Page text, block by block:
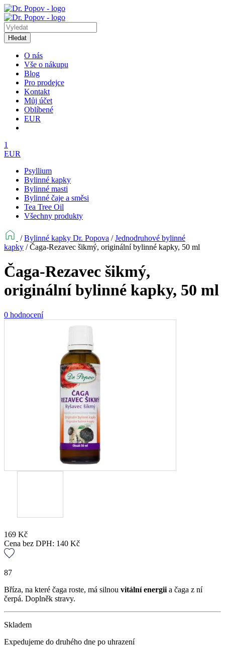
Hledat
O nás
Vše o nákupu
Blog
Pro prodejce
Kontakt
Můj účet
Oblíbené
EUR
1
EUR
Psyllium
Bylinné kapky
Bylinné masti
Bylinné čaje a směsi
Tea Tree Oil
Všechny produkty
/Bylinné kapky Dr. Popova /Jednodruhové bylinné
kapky /Čaga-Rezavec šikmý, originální bylinné kapky, 50 ml
Čaga-Rezavec šikmý,
originální bylinné kapky, 50 ml
0 hodnocení
169 Kč
Cena bez DPH: 140 Kč
87
Bříza, na které čaga roste, má silnou vitální energii a čaga z ní
čerpá. Doplněk stravy.
Skladem
Expedujeme do druhého dne po uhrazení